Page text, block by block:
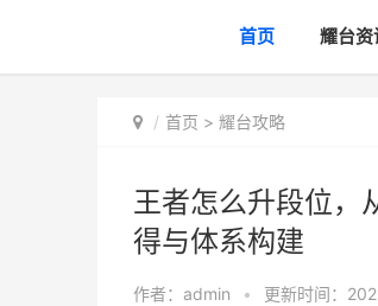
首页 耀台资
首页 > 耀台攻略
王者怎么升段位，
得与体系构建
作者： admin • 更新时间：